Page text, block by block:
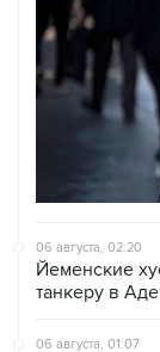
06 августа, 02:20
Йеменские
танкеру в
06 августа, 01:07